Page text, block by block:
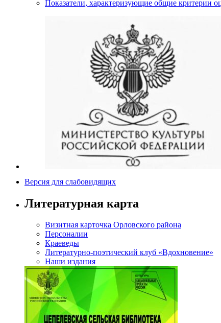
Показатели, характеризующие общие критерии
Версия для слабовидящих
Литературная карта
Визитная карточка Орловского района
Персоналии
Краеведы
Литературно-поэтический клуб «Вдохновение»
Наши издания